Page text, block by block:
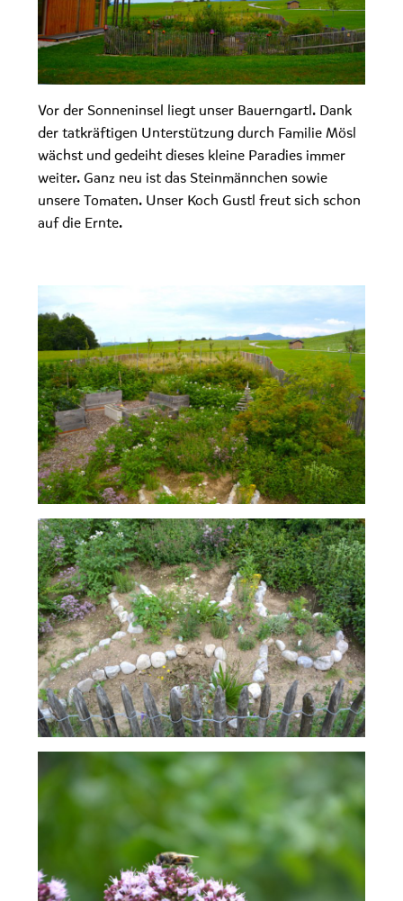
Vor der Sonneninsel liegt unser Bauerngartl. Dank
der tatkräftigen Unterstützung durch Familie Mösl
wächst und gedeiht dieses kleine Paradies immer
weiter. Ganz neu ist das Steinmännchen sowie
unsere Tomaten. Unser Koch Gustl freut sich schon
auf die Ernte.